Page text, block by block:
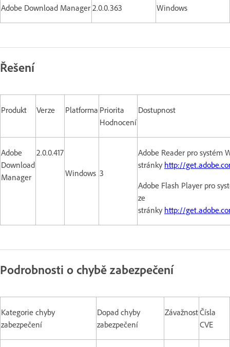
Adobe Download Manager 2.0.0.363 Windows
Řešení
Produkt Verze Platforma Priorita
Hodnocení
Dostupnost
Adobe
Download
Manager
2.0.0.417
Windows 3
Adobe Reader pro systém
stránky http://
Adobe Flash Player pro
ze
stránky http://
Podrobnosti o chybě zabezpečení
Kategorie chyby
zabezpečení
Dopad chyby
zabezpečení
ZávažnostČísla
CVE